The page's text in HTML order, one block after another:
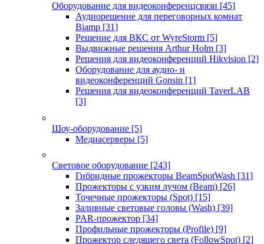
Оборудование для видеоконференцсвязи [45]
Аудиорешение для переговорных комнат
Biamp [31]
Решение для ВКС от WyreStorm [5]
Выдвижные решения Arthur Holm [3]
Решения для видеоконференций Hikvision [2]
Оборудование для аудио- и
видеоконференций Gonsin [1]
Решения для видеоконференций TaverLAB
[3]
Шоу-оборудование [5]
Медиасерверы [5]
Световое оборудование [243]
Гибридные прожекторы BeamSpotWash [31]
Прожекторы с узким лучом (Beam) [26]
Точечные прожекторы (Spot) [15]
Заливные световые головы (Wash) [39]
PAR-прожектор [34]
Профильные прожекторы (Profile) [9]
Прожектор следящего света (FollowSpot) [2]